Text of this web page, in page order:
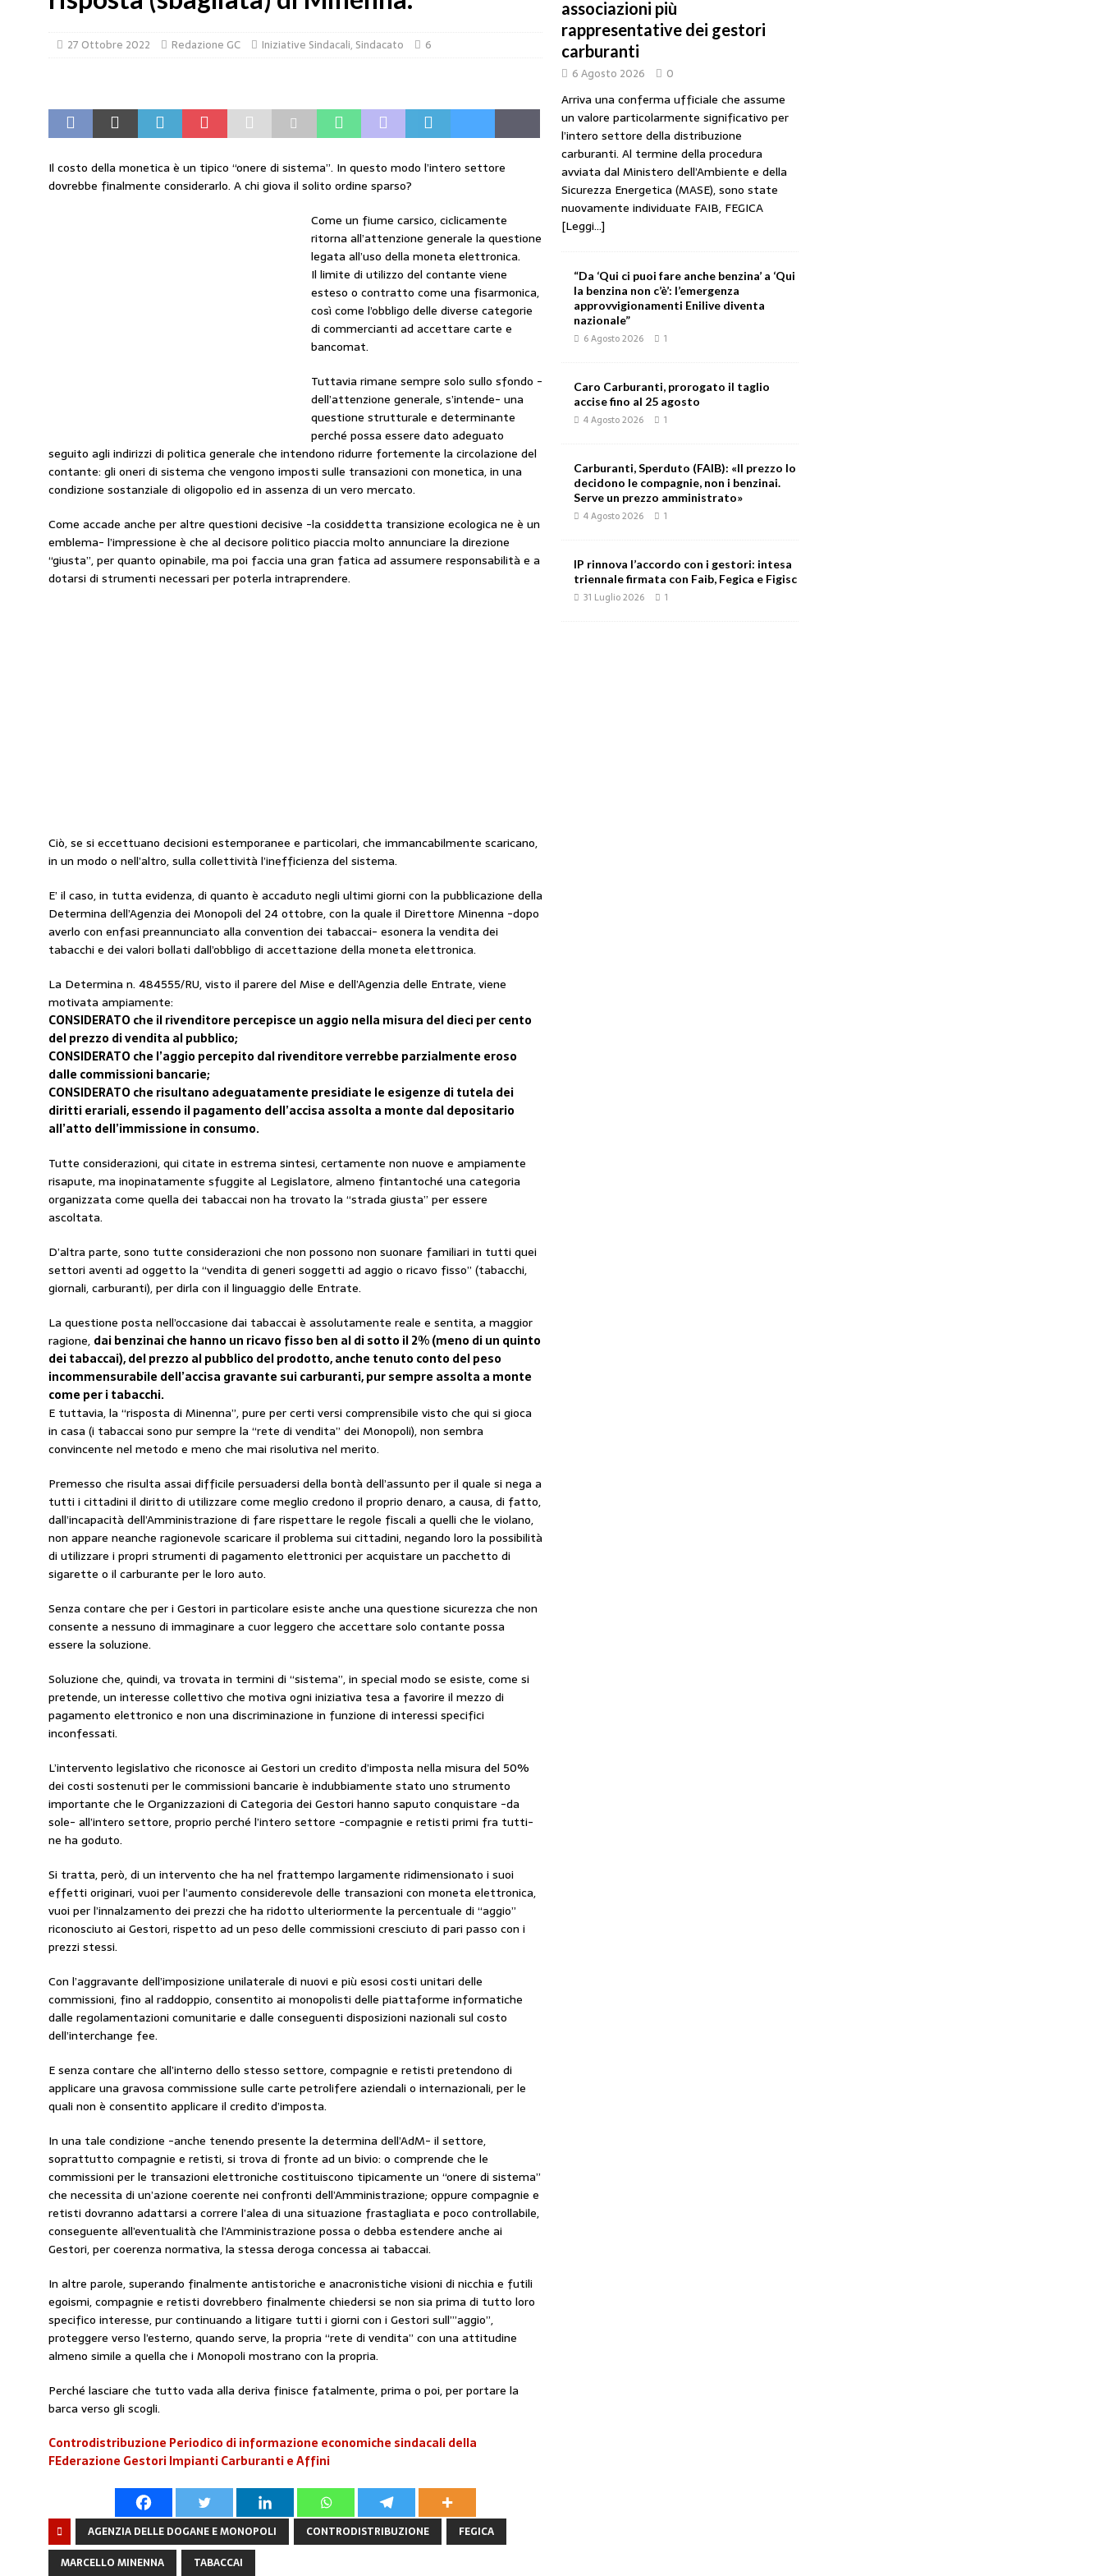
amministrato»
MERCATO PREZZI CARBURANTI
[ 31 Luglio 2026 ] IP rinnova l’accordo con i gestori: intesa triennale firmata con Faib, Fegica e Figisc
COMUNICATI
Carburanti, i sindacati al Mimit: “I gestori non decidono i prezzi. Basta scaricare su di loro le
responsabilità”
COMUNICATI STAMPA
Taglio delle accise, il prezzo è libero: i controlli non diventino una presunzione di colpevolezza
MERCATO PREZZI CARBURANTI
CARBURANTI. CONTROLLI SUI PRODOTTI ADULTERATI: ALTRA SITUAZIONE GRAVE MA NON SERIA
27 Ottobre 2022 Redazione GC Iniziative Sindacali, Sindacato 6
Il costo della monetica è un tipico “onere di sistema”. In questo modo l’intero settore
dovrebbe finalmente considerarlo. A chi giova il solito ordine sparso?
Come un fiume carsico, ciclicamente
ritorna all’attenzione generale la questione
legata all’uso della moneta elettronica.
Il limite di utilizzo del contante viene
esteso o contratto come una fisarmonica,
così come l’obbligo delle diverse categorie
di commercianti ad accettare carte e
bancomat.
Tuttavia rimane sempre solo sullo sfondo -
dell’attenzione generale, s’intende- una
questione strutturale e determinante
perché possa essere dato adeguato
seguito agli indirizzi di politica generale che intendono ridurre fortemente la circolazione del
contante: gli oneri di sistema che vengono imposti sulle transazioni con monetica, in una
condizione sostanziale di oligopolio ed in assenza di un vero mercato.
Come accade anche per altre questioni decisive -la cosiddetta transizione ecologica ne è un
emblema- l’impressione è che al decisore politico piaccia molto annunciare la direzione
“giusta”, per quanto opinabile, ma poi faccia una gran fatica ad assumere responsabilità e a
dotarsi di strumenti necessari per poterla intraprendere.
Ciò, se si eccettuano decisioni estemporanee e particolari, che immancabilmente scaricano,
in un modo o nell’altro, sulla collettività l’inefficienza del sistema.
E’ il caso, in tutta evidenza, di quanto è accaduto negli ultimi giorni con la pubblicazione della
Determina dell’Agenzia dei Monopoli del 24 ottobre, con la quale il Direttore Minenna -dopo
averlo con enfasi preannunciato alla convention dei tabaccai- esonera la vendita dei
tabacchi e dei valori bollati dall’obbligo di accettazione della moneta elettronica.
La Determina n. 484555/RU, visto il parere del Mise e dell’Agenzia delle Entrate, viene
motivata ampiamente:
CONSIDERATO che il rivenditore percepisce un aggio nella misura del dieci per cento
del prezzo di vendita al pubblico;
CONSIDERATO che l’aggio percepito dal rivenditore verrebbe parzialmente eroso
dalle commissioni bancarie;
CONSIDERATO che risultano adeguatamente presidiate le esigenze di tutela dei
diritti erariali, essendo il pagamento dell’accisa assolta a monte dal depositario
all’atto dell’immissione in consumo.
Tutte considerazioni, qui citate in estrema sintesi, certamente non nuove e ampiamente
risapute, ma inopinatamente sfuggite al Legislatore, almeno fintantoché una categoria
organizzata come quella dei tabaccai non ha trovato la “strada giusta” per essere
ascoltata.
D’altra parte, sono tutte considerazioni che non possono non suonare familiari in tutti quei
settori aventi ad oggetto la “vendita di generi soggetti ad aggio o ricavo fisso” (tabacchi,
giornali, carburanti), per dirla con il linguaggio delle Entrate.
La questione posta nell’occasione dai tabaccai è assolutamente reale e sentita, a maggior
ragione, dai benzinai che hanno un ricavo fisso ben al di sotto il 2% (meno di un quinto
dei tabaccai), del prezzo al pubblico del prodotto, anche tenuto conto del peso
incommensurabile dell’accisa gravante sui carburanti, pur sempre assolta a monte
come per i tabacchi.
E tuttavia, la “risposta di Minenna”, pure per certi versi comprensibile visto che qui si gioca
in casa (i tabaccai sono pur sempre la “rete di vendita” dei Monopoli), non sembra
convincente nel metodo e meno che mai risolutiva nel merito.
Premesso che risulta assai difficile persuadersi della bontà dell’assunto per il quale si nega a
tutti i cittadini il diritto di utilizzare come meglio credono il proprio denaro, a causa, di fatto,
dall’incapacità dell’Amministrazione di fare rispettare le regole fiscali a quelli che le violano,
non appare neanche ragionevole scaricare il problema sui cittadini, negando loro la possibilità
di utilizzare i propri strumenti di pagamento elettronici per acquistare un pacchetto di
sigarette o il carburante per le loro auto.
Senza contare che per i Gestori in particolare esiste anche una questione sicurezza che non
consente a nessuno di immaginare a cuor leggero che accettare solo contante possa
essere la soluzione.
Soluzione che, quindi, va trovata in termini di “sistema”, in special modo se esiste, come si
pretende, un interesse collettivo che motiva ogni iniziativa tesa a favorire il mezzo di
pagamento elettronico e non una discriminazione in funzione di interessi specifici
inconfessati.
L’intervento legislativo che riconosce ai Gestori un credito d’imposta nella misura del 50%
dei costi sostenuti per le commissioni bancarie è indubbiamente stato uno strumento
importante che le Organizzazioni di Categoria dei Gestori hanno saputo conquistare -da
sole- all’intero settore, proprio perché l’intero settore -compagnie e retisti primi fra tutti-
ne ha goduto.
Si tratta, però, di un intervento che ha nel frattempo largamente ridimensionato i suoi
effetti originari, vuoi per l’aumento considerevole delle transazioni con moneta elettronica,
vuoi per l’innalzamento dei prezzi che ha ridotto ulteriormente la percentuale di “aggio”
riconosciuto ai Gestori, rispetto ad un peso delle commissioni cresciuto di pari passo con i
prezzi stessi.
Con l’aggravante dell’imposizione unilaterale di nuovi e più esosi costi unitari delle
commissioni, fino al raddoppio, consentito ai monopolisti delle piattaforme informatiche
dalle regolamentazioni comunitarie e dalle conseguenti disposizioni nazionali sul costo
dell’interchange fee.
E senza contare che all’interno dello stesso settore, compagnie e retisti pretendono di
applicare una gravosa commissione sulle carte petrolifere aziendali o internazionali, per le
quali non è consentito applicare il credito d’imposta.
In una tale condizione -anche tenendo presente la determina dell’AdM- il settore,
soprattutto compagnie e retisti, si trova di fronte ad un bivio: o comprende che le
commissioni per le transazioni elettroniche costituiscono tipicamente un “onere di sistema”
che necessita di un’azione coerente nei confronti dell’Amministrazione; oppure compagnie e
retisti dovranno adattarsi a correre l’alea di una situazione frastagliata e poco controllabile,
conseguente all’eventualità che l’Amministrazione possa o debba estendere anche ai
Gestori, per coerenza normativa, la stessa deroga concessa ai tabaccai.
In altre parole, superando finalmente antistoriche e anacronistiche visioni di nicchia e futili
egoismi, compagnie e retisti dovrebbero finalmente chiedersi se non sia prima di tutto loro
specifico interesse, pur continuando a litigare tutti i giorni con i Gestori sull’”aggio”,
proteggere verso l’esterno, quando serve, la propria “rete di vendita” con una attitudine
almeno simile a quella che i Monopoli mostrano con la propria.
Perché lasciare che tutto vada alla deriva finisce fatalmente, prima o poi, per portare la
barca verso gli scogli.
Controdistribuzione Periodico di informazione economiche sindacali della
FEderazione Gestori Impianti Carburanti e Affini
AGENZIA DELLE DOGANE E MONOPOLI CONTRODISTRIBUZIONE
FEGICA
MARCELLO MINENNA
TABACCAI
associazioni più
rappresentative dei gestori
carburanti
6 Agosto 2026 0
Arriva una conferma ufficiale che assume
un valore particolarmente significativo per
l’intero settore della distribuzione
carburanti. Al termine della procedura
avviata dal Ministero dell’Ambiente e della
Sicurezza Energetica (MASE), sono state
nuovamente individuate FAIB, FEGICA
[Leggi...]
“Da ‘Qui ci puoi fare anche benzina’ a ‘Qui
la benzina non c’è’: l’emergenza
approvvigionamenti Enilive diventa
nazionale”
6 Agosto 2026 1
Caro Carburanti, prorogato il taglio
accise fino al 25 agosto
4 Agosto 2026 1
Carburanti, Sperduto (FAIB): «Il prezzo lo
decidono le compagnie, non i benzinai.
Serve un prezzo amministrato»
4 Agosto 2026 1
IP rinnova l’accordo con i gestori: intesa
triennale firmata con Faib, Fegica e Figisc
31 Luglio 2026 1